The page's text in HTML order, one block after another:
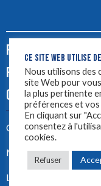
PODCASTS
PUB
CONTACT
Créez votre site avec
Mentions légales
LYON 1ère 2023 ©
CE SITE WEB UTILISE
Nous utilisons des
site Web pour
la plus pertinente
préférences et
En cliquant sur
consentez à
cookies.
Refuser